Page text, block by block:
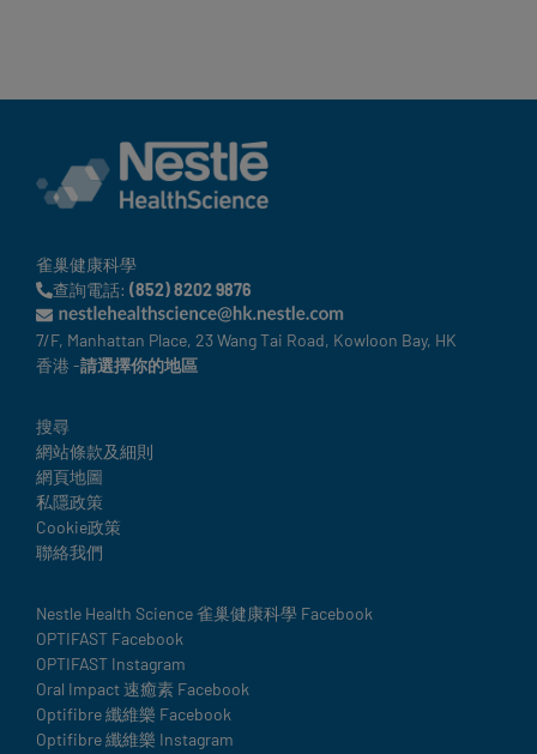
雀巢健康科學
查詢電話: (852) 8202 9876
7/F, Manhattan Place, 23 Wang Tai Road, Kowloon Bay, HK
香港 -請選擇你的地區
Legal
搜尋
網站條款及細則
網頁地圖
私隱政策
Cookie政策
聯絡我們
Social
details
Nestle Health Science 雀巢健康科學 Facebook
OPTIFAST Facebook
OPTIFAST Instagram
Oral Impact 速癒素 Facebook
Optifibre 纖維樂 Facebook
Optifibre 纖維樂 Instagram